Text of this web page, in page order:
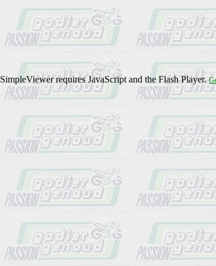
SimpleViewer requires JavaScript and the Flash Player.